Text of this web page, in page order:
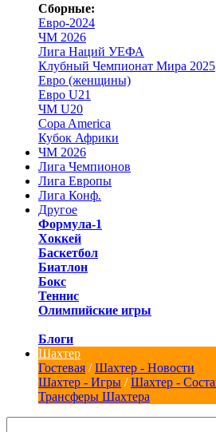
Сборные:
Евро-2024
ЧМ 2026
Лига Наций УЕФА
Клубный Чемпионат Мира 2025
Евро (женщины)
Евро U21
ЧМ U20
Copa America
Кубок Африки
ЧМ 2026
Лига Чемпионов
Лига Европы
Лига Конф.
Другое
Формула-1
Хоккей
Баскетбол
Биатлон
Бокс
Теннис
Олимпийские игры
Блоги
Шахтер
Гостевая /Шахтер - Новости
Шахтер - Игры /Шахтер -
Трансферы Шахтера